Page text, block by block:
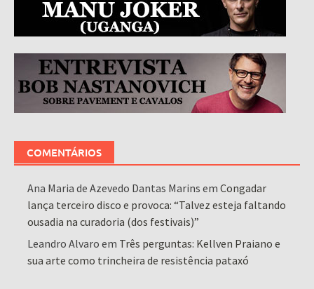
COMENTÁRIOS
Ana Maria de Azevedo Dantas Marins emCongadar
lança terceiro disco e provoca: “Talvez esteja faltando
ousadia na curadoria (dos festivais)”
Leandro Alvaro em Três perguntas: Kellven Praiano e
sua arte como trincheira de resistência pataxó